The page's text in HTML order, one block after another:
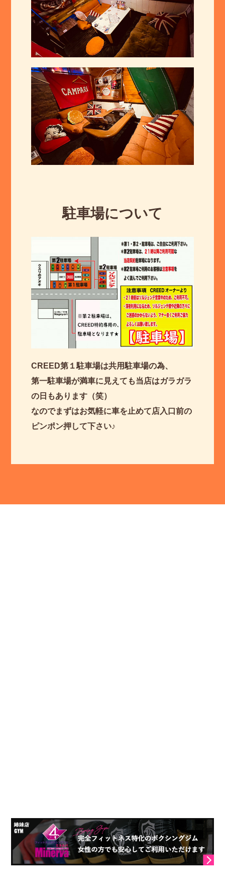
駐車場について
CREED第１駐車場は共用駐車場の為、
第一駐車場が満車に見えても当店はガラガラ
の日もあります（笑）
なのでまずはお気軽に車を止めて店入口前の
ピンポン押して下さい♪